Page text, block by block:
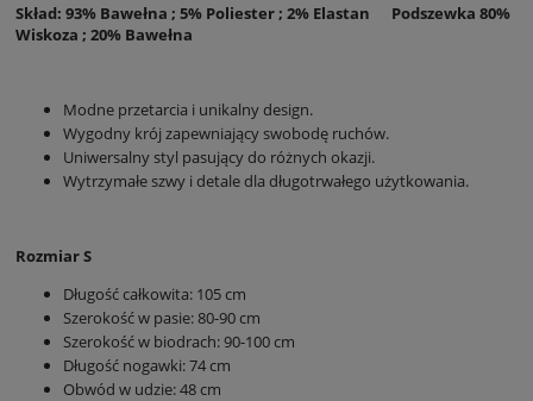
Skład: 93% Bawełna ; 5% Poliester ; 2% Elastan Podszewka 80%
Wiskoza ; 20% Bawełna
Modne przetarcia i unikalny design.
Wygodny krój zapewniający swobodę ruchów.
Uniwersalny styl pasujący do różnych okazji.
Wytrzymałe szwy i detale dla długotrwałego użytkowania.
Rozmiar S
Długość całkowita: 105 cm
Szerokość w pasie: 80-90 cm
Szerokość w biodrach: 90-100 cm
Długość nogawki: 74 cm
Obwód w udzie: 48 cm